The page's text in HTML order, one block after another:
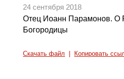
24 сентября 2018
Отец Иоанн Парамонов. О
Богородицы
Скачать файл Копировать